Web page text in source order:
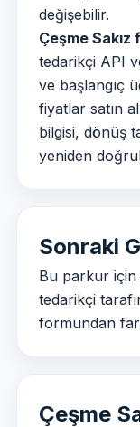
değişebilir.
Çeşme
tedarikçi API
ve başlangıç
fiyatlar satın
bilgisi, dönüş
yeniden
Sonraki
Bu parkur
tedarikçi
formundan
Çeşme